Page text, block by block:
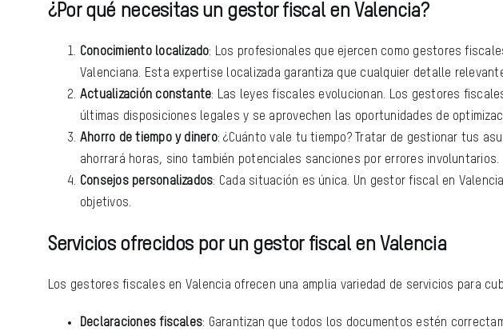
¿Por qué necesitas un gestor fiscal en Valencia?
Conocimiento localizado: Los profesionales que ejercen como gestores
Valenciana. Esta expertise localizada garantiza que cualquier detalle
Actualización constante: Las leyes fiscales evolucionan. Los gestores
últimas disposiciones legales y se aprovechen las oportunidades de
Ahorro de tiempo y dinero: ¿Cuánto vale tu tiempo? Tratar de gestionar tus
ahorrará horas, sino también potenciales sanciones por errores involuntarios.
Consejos personalizados: Cada situación es única. Un gestor fiscal en
objetivos.
Servicios ofrecidos por un gestor fiscal en Valencia
Los gestores fiscales en Valencia ofrecen una amplia variedad de servicios para
Declaraciones fiscales: Garantizan que todos los documentos estén